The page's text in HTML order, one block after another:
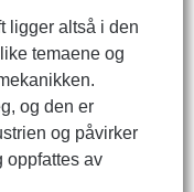
ligger altså i den
temaene og
og den er
og påvirker
oppfattes av